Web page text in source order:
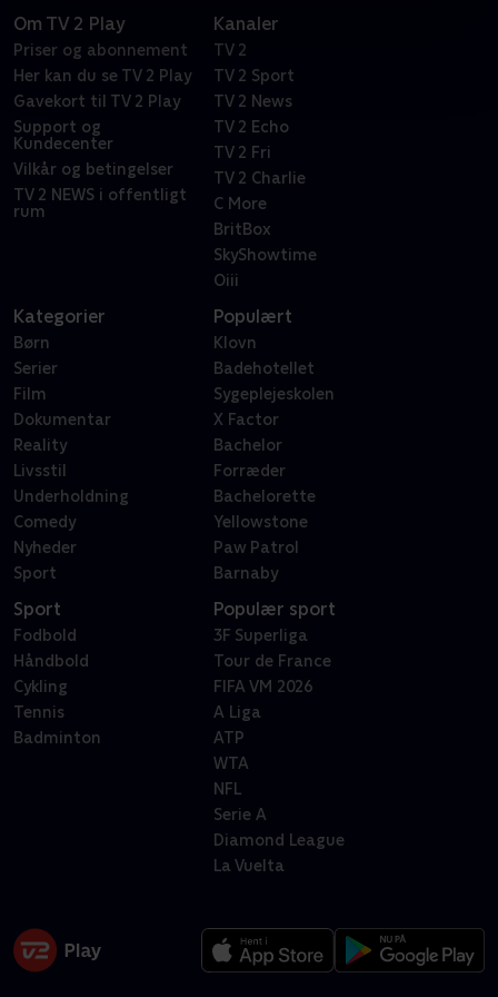
Om TV 2 Play
Priser og abonnement
Her kan du se TV 2 Play
Gavekort til TV 2 Play
Support og
Kundecenter
Vilkår og betingelser
TV 2 NEWS i offentligt
rum
Kanaler
TV 2
TV 2 Sport
TV 2 News
TV 2 Echo
TV 2 Fri
TV 2 Charlie
C More
BritBox
SkyShowtime
Oiii
Kategorier
Børn
Serier
Film
Dokumentar
Reality
Livsstil
Underholdning
Comedy
Nyheder
Sport
Populært
Klovn
Badehotellet
Sygeplejeskolen
X Factor
Bachelor
Forræder
Bachelorette
Yellowstone
Paw Patrol
Barnaby
Sport
Fodbold
Håndbold
Cykling
Tennis
Badminton
Populær sport
3F Superliga
Tour de France
FIFA VM 2026
A Liga
ATP
WTA
NFL
Serie A
Diamond League
La Vuelta